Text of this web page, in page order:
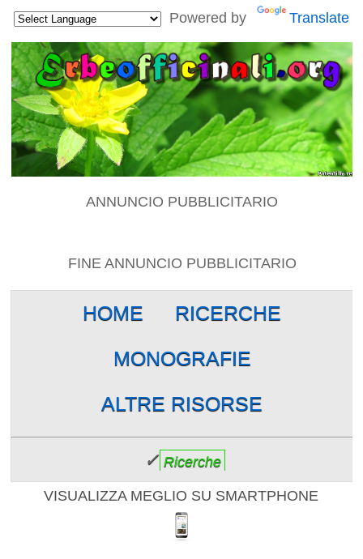
Powered by Translate
ANNUNCIO PUBBLICITARIO
FINE ANNUNCIO PUBBLICITARIO
HOME RICERCHE
MONOGRAFIE
ALTRE RISORSE
✓ Ricerche
VISUALIZZA MEGLIO SU SMARTPHONE